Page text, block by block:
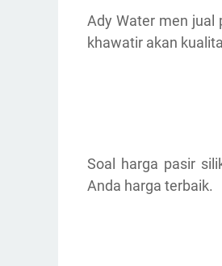
Ady Water men jual
khawatir akan
Soal harga pasir
Anda harga terbaik.